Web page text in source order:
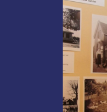
van 19.00 uur tot
projecten.
gevraagd.
van de site,